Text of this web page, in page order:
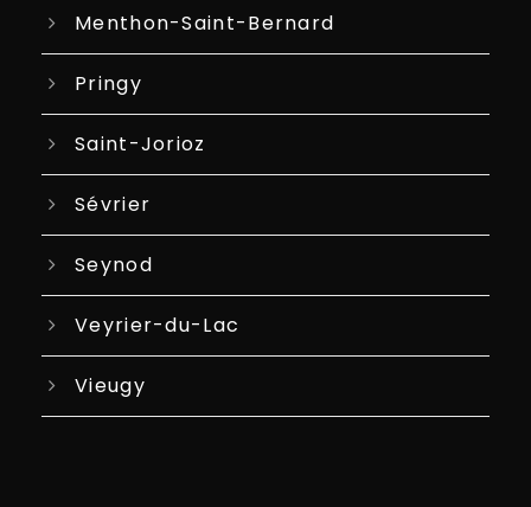
Menthon-Saint-Bernard
Pringy
Saint-Jorioz
Sévrier
Seynod
Veyrier-du-Lac
Vieugy